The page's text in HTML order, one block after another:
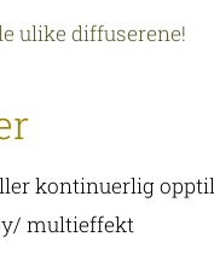
ulike diffuserene!
kontinuerlig
multieffekt